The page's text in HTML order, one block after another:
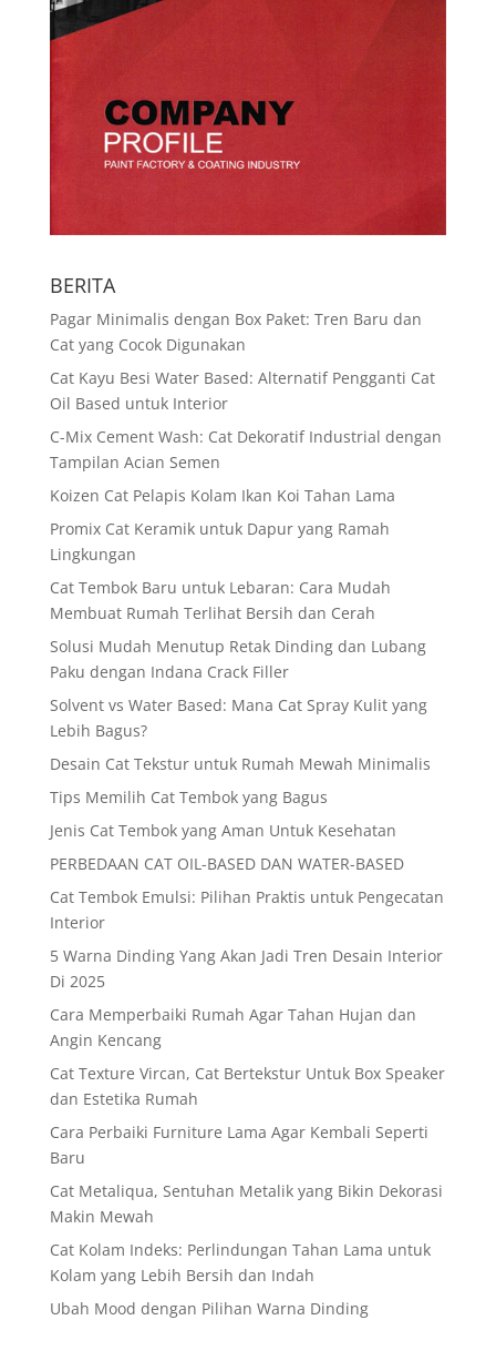
BERITA
Pagar Minimalis dengan Box Paket: Tren Baru dan
Cat yang Cocok Digunakan
Cat Kayu Besi Water Based: Alternatif Pengganti Cat
Oil Based untuk Interior
C-Mix Cement Wash: Cat Dekoratif Industrial dengan
Tampilan Acian Semen
Koizen Cat Pelapis Kolam Ikan Koi Tahan Lama
Promix Cat Keramik untuk Dapur yang Ramah
Lingkungan
Cat Tembok Baru untuk Lebaran: Cara Mudah
Membuat Rumah Terlihat Bersih dan Cerah
Solusi Mudah Menutup Retak Dinding dan Lubang
Paku dengan Indana Crack Filler
Solvent vs Water Based: Mana Cat Spray Kulit yang
Lebih Bagus?
Desain Cat Tekstur untuk Rumah Mewah Minimalis
Tips Memilih Cat Tembok yang Bagus
Jenis Cat Tembok yang Aman Untuk Kesehatan
PERBEDAAN CAT OIL-BASED DAN WATER-BASED
Cat Tembok Emulsi: Pilihan Praktis untuk Pengecatan
Interior
5 Warna Dinding Yang Akan Jadi Tren Desain Interior
Di 2025
Cara Memperbaiki Rumah Agar Tahan Hujan dan
Angin Kencang
Cat Texture Vircan, Cat Bertekstur Untuk Box Speaker
dan Estetika Rumah
Cara Perbaiki Furniture Lama Agar Kembali Seperti
Baru
Cat Metaliqua, Sentuhan Metalik yang Bikin Dekorasi
Makin Mewah
Cat Kolam Indeks: Perlindungan Tahan Lama untuk
Kolam yang Lebih Bersih dan Indah
Ubah Mood dengan Pilihan Warna Dinding